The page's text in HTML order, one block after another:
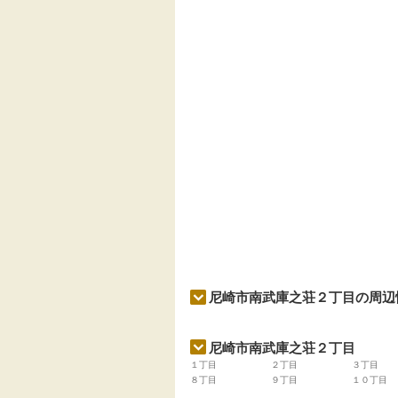
尼崎市南武庫之荘２丁目の周辺
尼崎市南武庫之荘２丁目
１丁目 ２丁目 ３丁目
８丁目
９丁目 １０丁目